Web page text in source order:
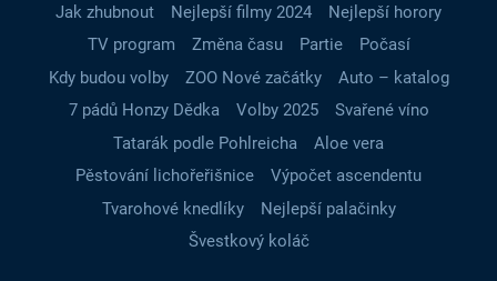
Jak zhubnout Nejlepší filmy 2024
Nejlepší horory
TV program
Změna času Partie
Počasí
Kdy budou volby
ZOO Nové začátky
Auto – katalog
7 pádů Honzy Dědka
Volby 2025
Svařené víno
Tatarák podle Pohlreicha
Aloe vera
Pěstování lichořeřišnice
Výpočet ascendentu
Tvarohové knedlíky
Nejlepší palačinky
Švestkový koláč